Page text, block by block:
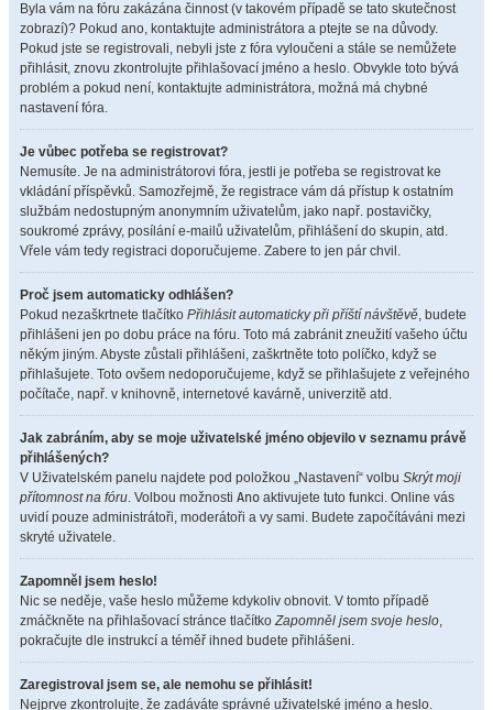
Byla vám na fóru zakázána činnost (v takovém případě se tato skutečnost
zobrazí)? Pokud ano, kontaktujte administrátora a ptejte se na důvody.
Pokud jste se registrovali, nebyli jste z fóra vyloučeni a stále se nemůžete
přihlásit, znovu zkontrolujte přihlašovací jméno a heslo. Obvykle toto bývá
problém a pokud není, kontaktujte administrátora, možná má chybné
nastavení fóra.
Je vůbec potřeba se registrovat?
Nemusíte. Je na administrátorovi fóra, jestli je potřeba se registrovat ke
vkládání příspěvků. Samozřejmě, že registrace vám dá přístup k ostatním
službám nedostupným anonymním uživatelům, jako např. postavičky,
soukromé zprávy, posílání e-mailů uživatelům, přihlášení do skupin, atd.
Vřele vám tedy registraci doporučujeme. Zabere to jen pár chvil.
Proč jsem automaticky odhlášen?
Pokud nezaškrtnete tlačítko Přihlásit automaticky při příští návštěvě, budete
přihlášeni jen po dobu práce na fóru. Toto má zabránit zneužití vašeho účtu
někým jiným. Abyste zůstali přihlášeni, zaškrtněte toto políčko, když se
přihlašujete. Toto ovšem nedoporučujeme, když se přihlašujete z veřejného
počítače, např. v knihovně, internetové kavárně, univerzitě atd.
Jak zabráním, aby se moje uživatelské jméno objevilo v seznamu právě
přihlášených?
V Uživatelském panelu najdete pod položkou „Nastavení“ volbu Skrýt moji
přítomnost na fóru. Volbou možnosti Ano aktivujete tuto funkci. Online vás
uvidí pouze administrátoři, moderátoři a vy sami. Budete započítáváni mezi
skryté uživatele.
Zapomněl jsem heslo!
Nic se neděje, vaše heslo můžeme kdykoliv obnovit. V tomto případě
zmáčkněte na přihlašovací stránce tlačítkoZapomněl jsem svoje heslo,
pokračujte dle instrukcí a téměř ihned budete přihlášeni.
Zaregistroval jsem se, ale nemohu se přihlásit!
Nejprve zkontrolujte, že zadáváte správné uživatelské jméno a heslo.